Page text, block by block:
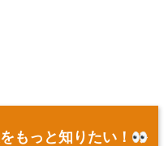
もっと知りたい！